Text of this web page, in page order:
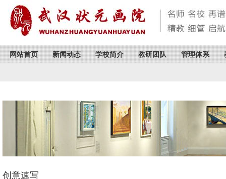
网站首页 新闻动态 学校简介 教研团队 管理体系
创意速写